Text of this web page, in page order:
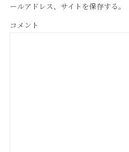
ールアドレス、サイトを保存する。
コメント